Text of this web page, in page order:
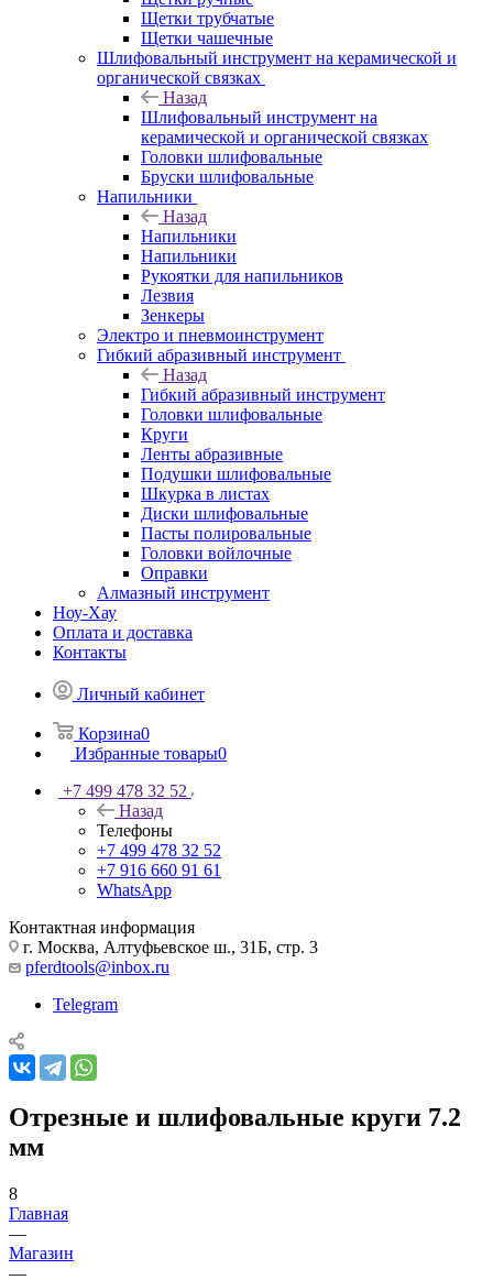
Щетки трубчатые
Щетки чашечные
Шлифовальный инструмент на керамической и
органической связках
Назад
Шлифовальный инструмент на
керамической и органической связках
Головки шлифовальные
Бруски шлифовальные
Напильники
Назад
Напильники
Напильники
Рукоятки для напильников
Лезвия
Зенкеры
Электро и пневмоинструмент
Гибкий абразивный инструмент
Назад
Гибкий абразивный инструмент
Головки шлифовальные
Круги
Ленты абразивные
Подушки шлифовальные
Шкурка в листах
Диски шлифовальные
Пасты полировальные
Головки войлочные
Оправки
Алмазный инструмент
Ноу-Хау
Оплата и доставка
Контакты
Личный кабинет
Корзина0
Избранные товары0
+7 499 478 32 52
Назад
Телефоны
+7 499 478 32 52
+7 916 660 91 61
WhatsApp
Контактная информация
г. Москва, Алтуфьевское ш., 31Б, стр. 3
pferdtools@inbox.ru
Telegram
Отрезные и шлифовальные круги 7.2
мм
8
Главная
—
Магазин
—